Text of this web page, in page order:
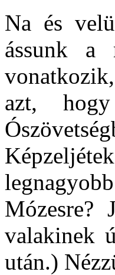
Na és
ássunk a
azt,
Mózesre?
valakinek
után.)